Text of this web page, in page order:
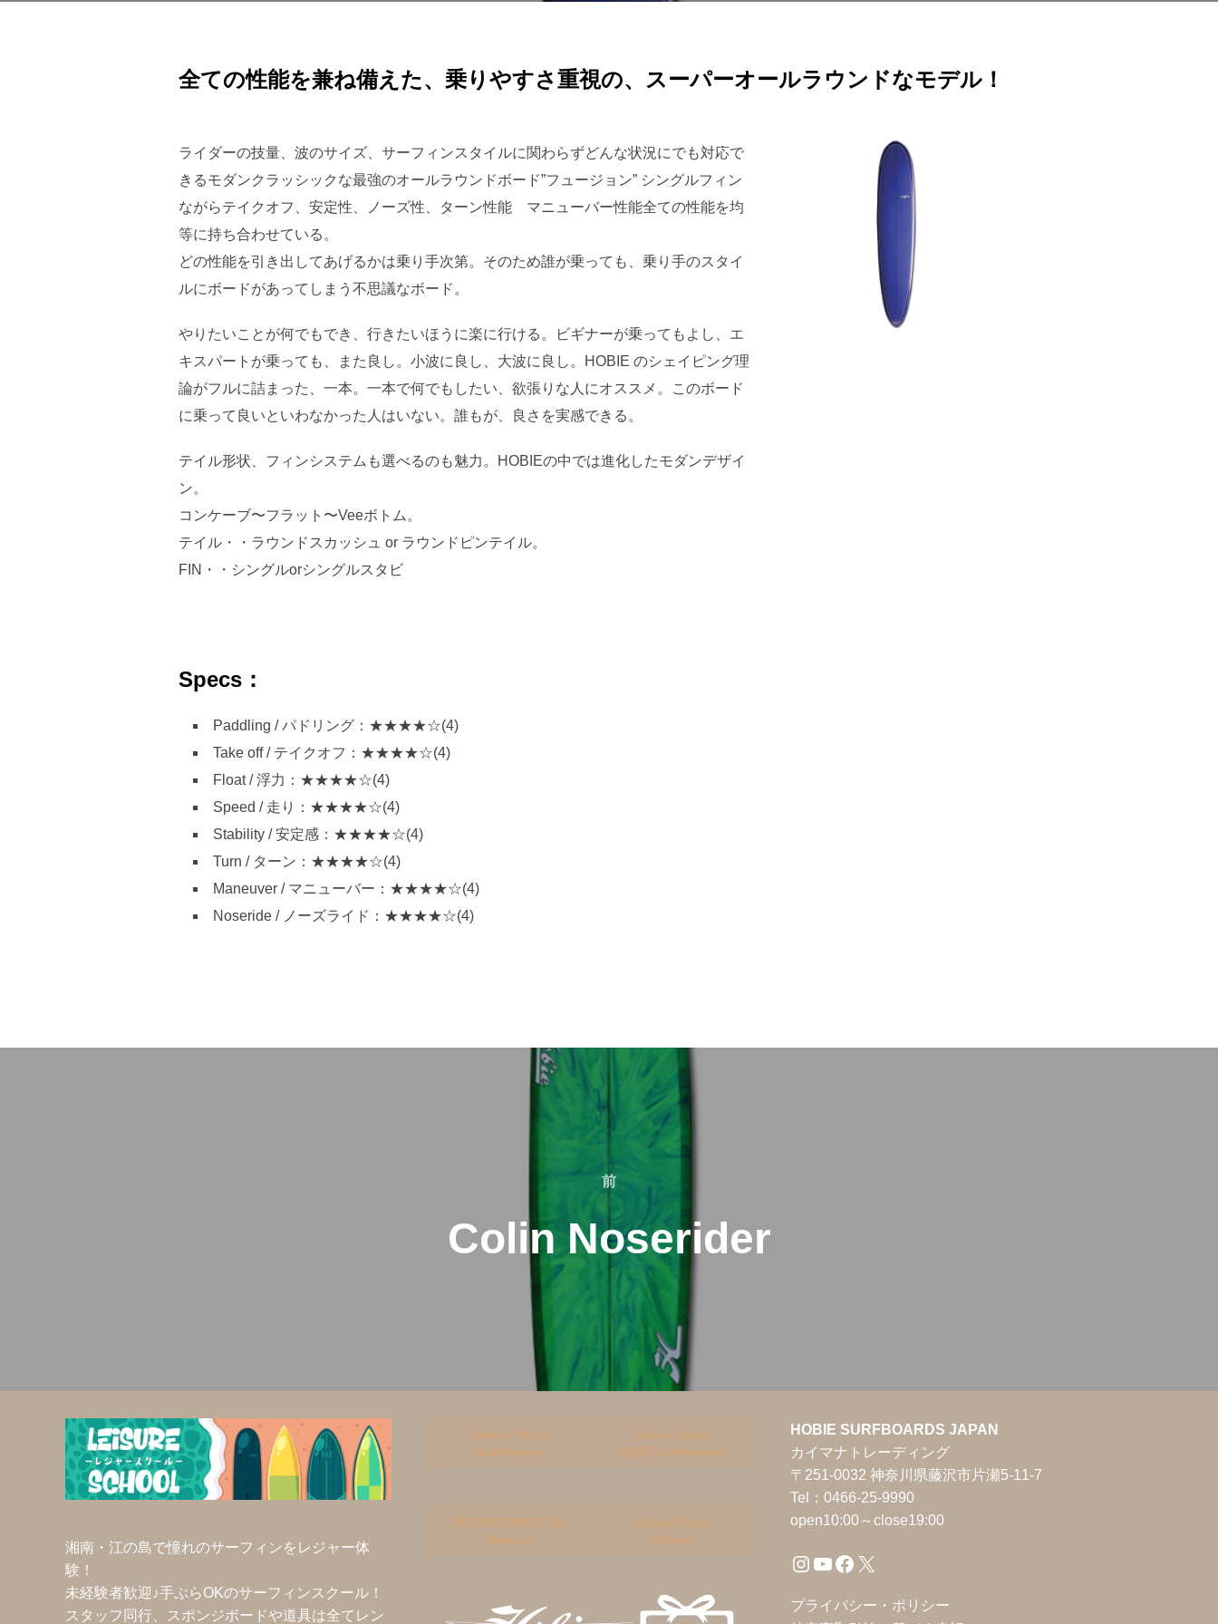
全ての性能を兼ね備えた、乗りやすさ重視の、スーパーオールラウンドなモデル！
ライダーの技量、波のサイズ、サーフィンスタイルに関わらずどんな状況にでも対応で
きるモダンクラッシックな最強のオールラウンドボード”フュージョン” シングルフィン
ながらテイクオフ、安定性、ノーズ性、ターン性能 マニューバー性能全ての性能を均
等に持ち合わせている。
どの性能を引き出してあげるかは乗り手次第。そのため誰が乗っても、乗り手のスタイ
ルにボードがあってしまう不思議なボード。
やりたいことが何でもでき、行きたいほうに楽に行ける。ビギナーが乗ってもよし、エ
キスパートが乗っても、また良し。小波に良し、大波に良し。HOBIE のシェイピング理
論がフルに詰まった、一本。一本で何でもしたい、欲張りな人にオススメ。このボード
に乗って良いといわなかった人はいない。誰もが、良さを実感できる。
テイル形状、フィンシステムも選べるのも魅力。HOBIEの中では進化したモダンデザイ
ン。
コンケーブ〜フラット〜Veeボトム。
テイル・・ラウンドスカッシュ or ラウンドピンテイル。
FIN・・シングルorシングルスタビ
Specs：
Paddling / パドリング：★★★★☆(4)
Take off / テイクオフ：★★★★☆(4)
Float / 浮力：★★★★☆(4)
Speed / 走り：★★★★☆(4)
Stability / 安定感：★★★★☆(4)
Turn / ターン：★★★★☆(4)
Maneuver / マニューバー：★★★★☆(4)
Noseride / ノーズライド：★★★★☆(4)
前
前
Colin Noserider
湘南・江の島で憧れのサーフィンをレジャー体
験！
未経験者歓迎♪手ぶらOKのサーフィンスクール！
スタッフ同行、スポンジボードや道具は全てレン
Online Shop
Surfboards
Online Shop
USED Surfboards
RETRO SPECTIVE
Wetsuit
Online Shop
Others
HOBIE SURFBOARDS JAPAN
カイマナトレーディング
〒251-0032 神奈川県藤沢市片瀬5-11-7
Tel：0466-25-9990
open10:00～close19:00
Instagram YouTube Facebook X
プライバシー・ポリシー